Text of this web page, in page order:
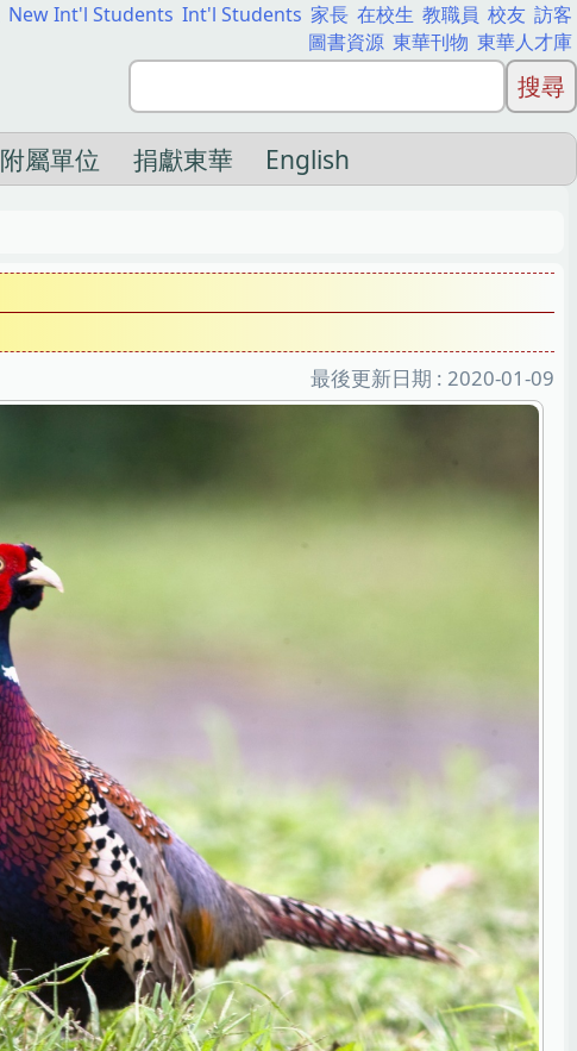
New Int'l Students Int'l Students 家長 在校生 教職員 校友 訪客
圖書資源 東華刊物 東華人才庫
附屬單位 捐獻東華 English
最後更新日期 : 2020-01-09